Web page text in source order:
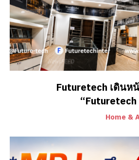
Futuretech เดินห
Home &